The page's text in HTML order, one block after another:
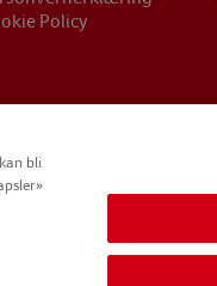
Policy
bli